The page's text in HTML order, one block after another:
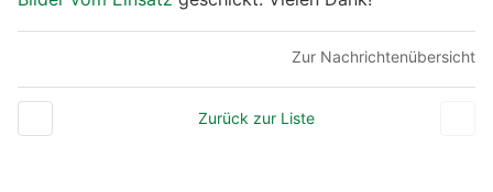
Zur Nachrichtenübersicht
Zurück zur Liste